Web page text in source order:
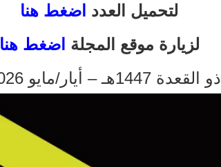
لتحميل العدد اضغط هنا
لزيارة موقع المجلة اضغط هنا
ذو القعدة 1447هـ – أيار/مايو 2026م